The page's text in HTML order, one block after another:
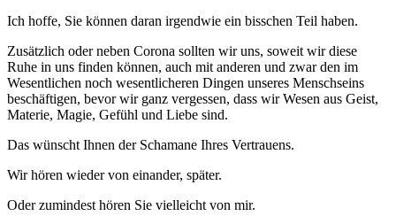
Ich hoffe, Sie können daran irgendwie ein bisschen Teil haben.
Zusätzlich oder neben Corona sollten wir uns, soweit wir diese
Ruhe in uns finden können, auch mit anderen und zwar den im
Wesentlichen noch wesentlicheren Dingen unseres Menschseins
beschäftigen, bevor wir ganz vergessen, dass wir Wesen aus Geist,
Materie, Magie, Gefühl und Liebe sind.
Das wünscht Ihnen der Schamane Ihres Vertrauens.
Wir hören wieder von einander, später.
Oder zumindest hören Sie vielleicht von mir.